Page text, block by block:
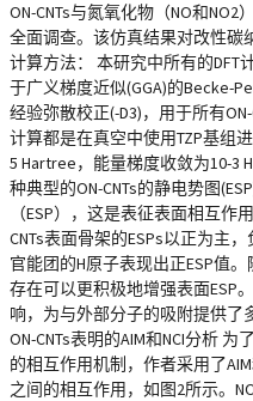
ON-CNTs与氮氧化物（NO和
全面调查。该仿真结果对改性碳
计算方法： 本研究中所有的DFT
于广义梯度近似(GGA)的Becke-
经验弥散校正(-D3)，用于所有
计算都是在真空中使用TZP基组
5 Hartree，能量梯度收敛为10-3
种典型的ON-CNTs的静电势图
（ESP），这是表征表面相互作
CNTs表面骨架的ESPs以正为主
官能团的H原子表现出正ESP值
存在可以更积极地增强表面ESP
响，为与外部分子的吸附提供了
ON-CNTs表明的AIM和NCI分析 为
的相互作用机制，作者采用了
之间的相互作用，如图2所示。